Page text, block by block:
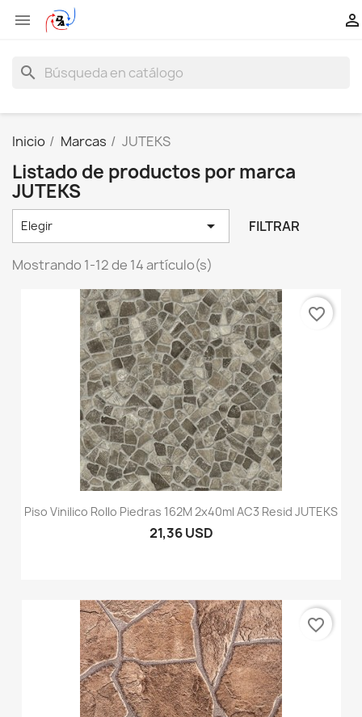
 
search
Inicio Marcas JUTEKS
Listado de productos por marca
JUTEKS
Elegir  FILTRAR
Mostrando 1-12 de 14 artículo(s)
Piso Vinilico Rollo Piedras 162M 2x40ml AC3 Resid JUTEKS
21,36 USD
favorite_border
favorite_border